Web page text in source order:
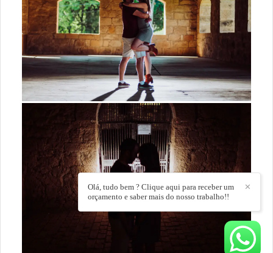
✕
Olá, tudo bem ? Clique aqui para receber um
orçamento e saber mais do nosso trabalho!!